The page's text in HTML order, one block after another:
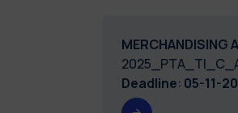
MERCHANDISING
Deadline: 05-11-